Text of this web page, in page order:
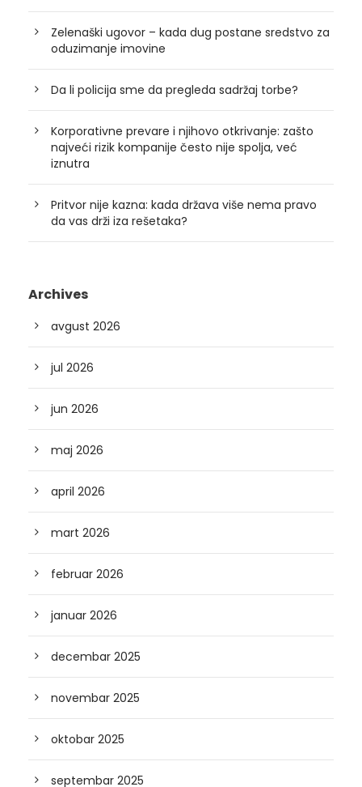
Zelenaški ugovor – kada dug postane sredstvo za
oduzimanje imovine
Da li policija sme da pregleda sadržaj torbe?
Korporativne prevare i njihovo otkrivanje: zašto
najveći rizik kompanije često nije spolja, već
iznutra
Pritvor nije kazna: kada država više nema pravo
da vas drži iza rešetaka?
Archives
avgust 2026
jul 2026
jun 2026
maj 2026
april 2026
mart 2026
februar 2026
januar 2026
decembar 2025
novembar 2025
oktobar 2025
septembar 2025